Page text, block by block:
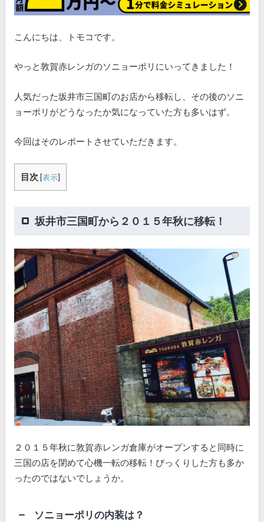
こんにちは、トモコです。
やっと敦賀赤レンガのソニョーポリにいってきました！
人気だった坂井市三国町のお店から移転し、その後のソニ
ョーポリがどうなったか気になっていた方も多いはず。
今回はそのレポートさせていただきます。
目次 [表示]
坂井市三国町から２０１５年秋に移転！
２０１５年秋に敦賀赤レンガ倉庫がオープンすると同時に
三国の店を閉めて心機一転の移転！びっくりした方も多か
ったのではないでしょうか。
ソニョーポリの内装は？